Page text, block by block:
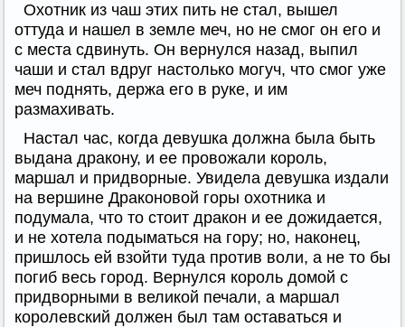
Охотник из чаш этих пить не стал, вышел
оттуда и нашел в земле меч, но не смог он его и
с места сдвинуть. Он вернулся назад, выпил
чаши и стал вдруг настолько могуч, что смог уже
меч поднять, держа его в руке, и им
размахивать.
Настал час, когда девушка должна была быть
выдана дракону, и ее провожали король,
маршал и придворные. Увидела девушка издали
на вершине Драконовой горы охотника и
подумала, что то стоит дракон и ее дожидается,
и не хотела подыматься на гору; но, наконец,
пришлось ей взойти туда против воли, а не то бы
погиб весь город. Вернулся король домой с
придворными в великой печали, а маршал
королевский должен был там оставаться и